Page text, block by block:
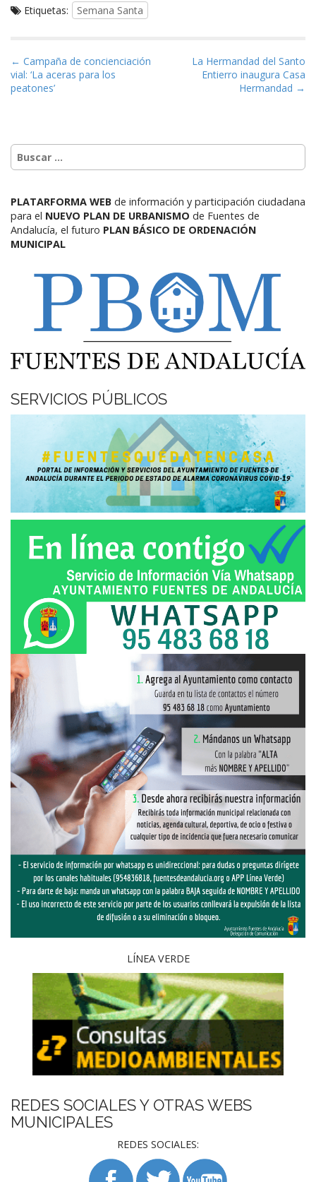
Etiquetas: Semana Santa
Navegación de entradas
← Campaña de concienciación
vial: ‘La aceras para los
peatones’
La Hermandad del Santo
Entierro inaugura Casa
Hermandad →
PLATARFORMA WEB de información y participación ciudadana
para el NUEVO PLAN DE URBANISMO de Fuentes de
Andalucía, el futuro PLAN BÁSICO DE ORDENACIÓN
MUNICIPAL
SERVICIOS PÚBLICOS
LÍNEA VERDE
REDES SOCIALES Y OTRAS WEBS
MUNICIPALES
REDES SOCIALES: